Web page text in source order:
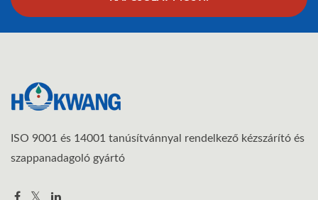
ISO 9001 és 14001 tanúsítvánnyal rendelkező kézszárító és
szappanadagoló gyártó